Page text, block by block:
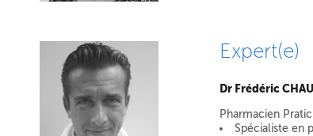
Expert(e)
Dr Frédéric
Pharmacien
Spécialiste en